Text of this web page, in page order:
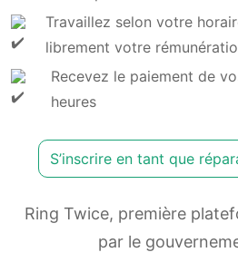
Travaillez selon votre
librement votre
Recevez le paiement de
heures
S’inscrire en tant que
Ring Twice, première
par le